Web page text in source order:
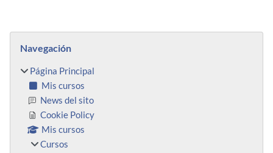
Bloques
Navegación
Página Principal
Mis cursos
News del sito
Cookie Policy
Mis cursos
Cursos